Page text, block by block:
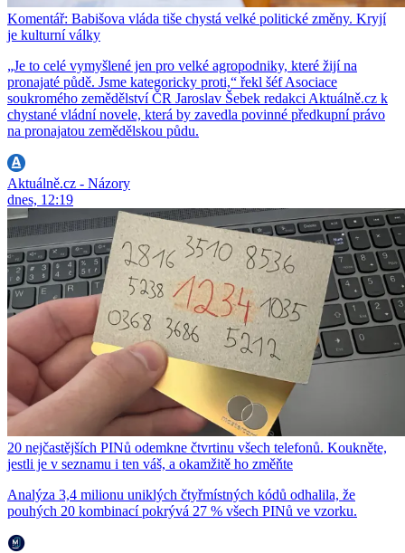
Komentář: Babišova vláda tiše chystá velké politické změny. Kryjí
je kulturní války
„Je to celé vymyšlené jen pro velké agropodniky, které žijí na
pronajaté půdě. Jsme kategoricky proti,“ řekl šéf Asociace
soukromého zemědělství ČR Jaroslav Šebek redakci Aktuálně.cz k
chystané vládní novele, která by zavedla povinné předkupní právo
na pronajatou zemědělskou půdu.
Aktuálně.cz - Názory
dnes, 12:19
20 nejčastějších PINů odemkne čtvrtinu všech telefonů. Koukněte,
jestli je v seznamu i ten váš, a okamžitě ho změňte
Analýza 3,4 milionu uniklých čtyřmístných kódů odhalila, že
pouhých 20 kombinací pokrývá 27 % všech PINů ve vzorku.